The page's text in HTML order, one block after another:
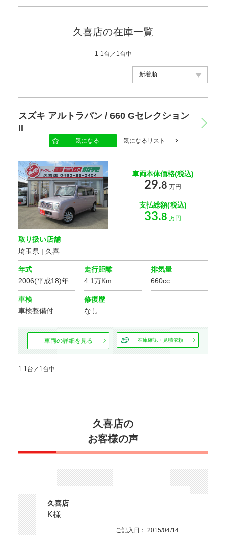
久喜店の在庫一覧
1-1台／1台中
年式
車体の色
選択する
価格
もっと詳しく
修復歴
該当車
スズキ アルトラパン / 660 Gセレクション
II
気になる 気になるリスト
車両本体価格(税込)
29.8 万円
支払総額(税込)
33.8 万円
取り扱い店舗
埼玉県 | 久喜
年式
2006(平成18)年
走行距離
4.1万Km
排気量
660cc
車検
車検整備付
修復歴
なし
車両の詳細を見る 在庫確認・見積依頼
1-1台／1台中
久喜店の
お客様の声
久喜店
K様
ご記入日： 2015/04/14